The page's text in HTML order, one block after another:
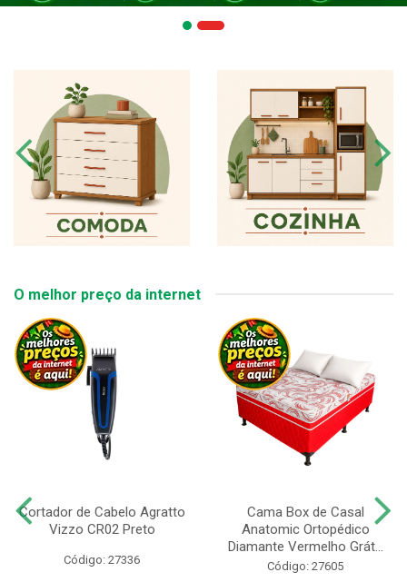
O melhor preço da internet
Cortador de Cabelo Agratto
Vizzo CR02 Preto
Código: 27336
Cama Box de Casal
Anatomic Ortopédico
Diamante Vermelho Grát...
Código: 27605